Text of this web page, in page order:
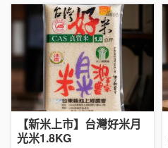
【新米上市】台灣好米月
光米1.8KG